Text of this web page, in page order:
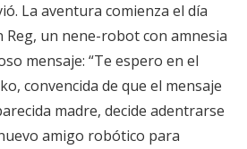
La aventura comienza el día
Reg, un nene-robot con amnesia
mensaje: “Te espero en el
convencida de que el mensaje
madre, decide adentrarse
amigo robótico para